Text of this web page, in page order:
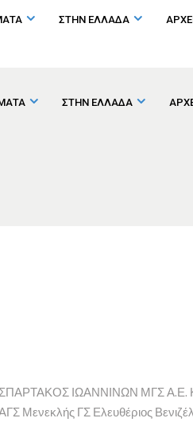
ΣΤΗΝ ΕΛΛΑΔΑ
ΣΤΗΝ ΕΛΛΑΔΑ
ΙΩΑΝΝΙΝΩΝ ΜΓΣ Α.Ε.
Μενεκλής ΓΣ Ελευθέριος